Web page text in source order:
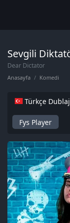
Sevgili
Dear Dictator
Anasayfa Komedi
Türkçe Dublaj
Fys Player